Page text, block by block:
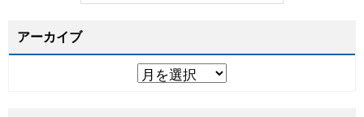
アーカイブ